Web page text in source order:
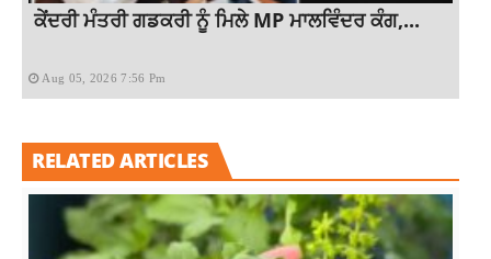
ਕੇਂਦਰੀ ਮੰਤਰੀ ਗਡਕਰੀ ਨੂੰ ਮਿਲੇ MP ਮਾਲਵਿੰਦਰ ਕੰਗ,...
Aug 05, 2026 7:56 Pm
RELATED ARTICLES